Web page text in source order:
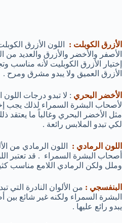
الأزرق الكوبلت : اللون الأزرق
الأصفر والأخضر والأزرق والعديد من
إختيار الأزرق الكوبليت لأنه مناسب
الأزرق العميق ولا يبدو مشرق ومرح .
الأخضر البحري : لا تبدو درجات اللون
لأصحاب البشرة السمراء لذلك يجب
مثل الأخضر البحري وغالباً ما يعتقد
لكي تبدو الملابس رائعة .
اللون الرمادي :
اللون الرمادي من
أصحاب البشرة السمراء . قد تعتبر
وملل ولكن الرمادي اللامع مناسب
البنفسجي : من الألوان النادرة
البشرة السمراء ولكنه غير شائع
يبدو رائع عليها .